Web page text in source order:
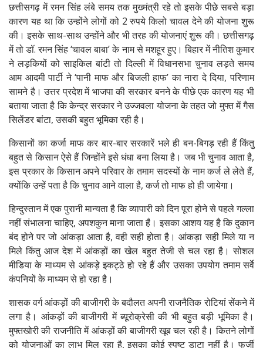
छत्तीसगढ़ में रमन सिंह लंबे समय तक मुख्मंत्री रहे तो इसके पीछे सबसे बड़ा
कारण यह था कि उन्होंने लोगों को 2 रुपये किलो चावल देने की योजना शुरू
की। इसके साथ-साथ उन्होंने और भी तरह की योजनाएं शुरू की। छत्तीसगढ़
में तो डॉ. रमन सिंह ‘चावल बाबा’ के नाम से मशहूर हुए। बिहार में नीतिश कुमार
ने लड़कियों को साइकिल बांटी तो दिल्ली में विधानसभा चुनाव लड़ते समय
आम आदमी पार्टी ने ‘पानी माफ और बिजली हाफ’ का नारा दे दिया, परिणाम
सामने है। उत्तर प्रदेश में भाजपा की सरकार बनने के पीछे एक कारण यह भी
बताया जाता है कि केन्द्र सरकार ने उज्जवला योजना के तहत जो मुफ्त में गैस
सिलेंडर बांटा, उसकी बहुत भूमिका रही है।
किसानों का कर्जा माफ कर बार-बार सरकारें भले ही बन-बिगड़ रही हैं किंतु
बहुत से किसान ऐसे हैं जिन्होंने इसे धंधा बना लिया है। जब भी चुनाव आता है,
इस प्रकार के किसान अपने परिवार के तमाम सदस्यों के नाम कर्ज ले लेते हैं,
क्योंकि उन्हें पता है कि चुनाव आने वाला है, कर्ज तो माफ हो ही जायेगा।
हिन्दुस्तान में एक पुरानी मान्यता है कि व्यापारी को दिन पूरा होने से पहले गल्ला
नहीं संभालना चाहिए, अपशकुन माना जाता है। इसका आशय यह है कि दुकान
बंद होने पर जो आंकड़ा आता है, वही सही होता है। आंकड़ा सही मिले या न
मिले किंतु आज देश में आंकड़ों का खेल बहुत तेजी से चल रहा है। सोशल
मीडिया के माध्यम से आंकड़े इकट्ठे हो रहे हैं और उसका उपयोग तमाम सर्वे
कंपनियों के माध्यम से हो रहा है।
शासक वर्ग आंकड़ों की बाजीगरी के बदौलत अपनी राजनैतिक रोटियां सेंकने में
लगा है। आंकड़ों की बाजीगरी में ब्यूरोक्रेसी की भी बहुत बड़ी भूमिका है।
मुफ्तखोरी की राजनीति में आंकड़ों की बाजीगरी खूब चल रही है। कितने लोगों
को योजनाओं का लाभ मिल रहा है, इसका कोई स्पष्ट डाटा नहीं है। फर्जी